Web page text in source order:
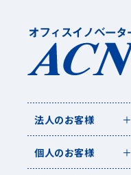
法人のお客様
個人のお客様